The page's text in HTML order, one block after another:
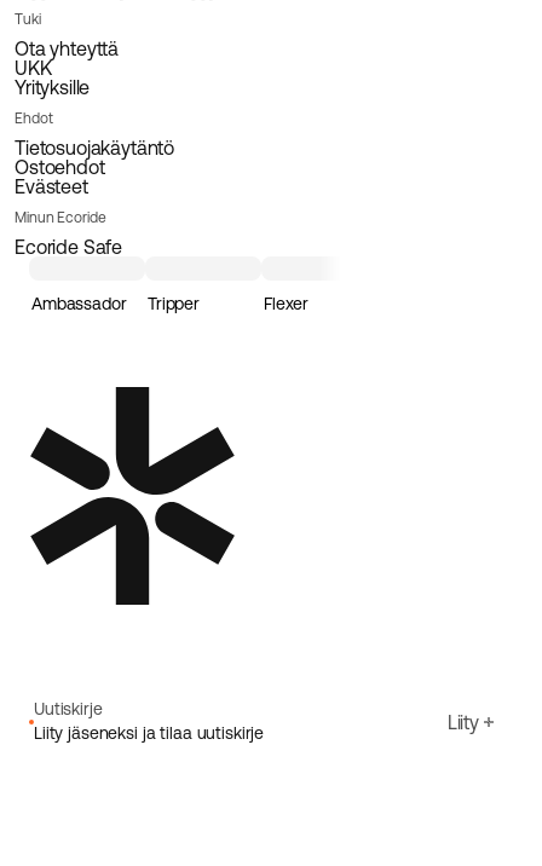
Tuki
Ota yhteyttä
UKK
Yrityksille
Ehdot
Tietosuojakäytäntö
Ostoehdot
Evästeet
Minun Ecoride
Ecoride Safe
Ambassador Tripper Flexer
Uutiskirje
Liity jäseneksi ja tilaa uutiskirje
Liity